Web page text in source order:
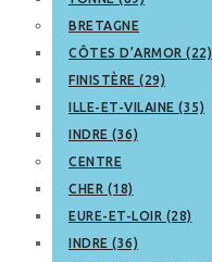
BRETAGNE
CÔTES D’ARMOR (22)
FINISTÈRE (29)
ILLE-ET-VILAINE (35)
INDRE (36)
CENTRE
CHER (18)
EURE-ET-LOIR (28)
INDRE (36)